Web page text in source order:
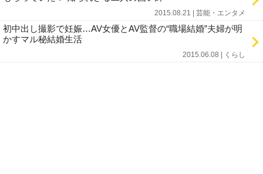
2015.08.21 | 芸能・エンタメ
初中出し撮影で妊娠…AV女優とAV監督の“職場結婚”夫婦が明
かすマル秘結婚生活
2015.06.08 | くらし